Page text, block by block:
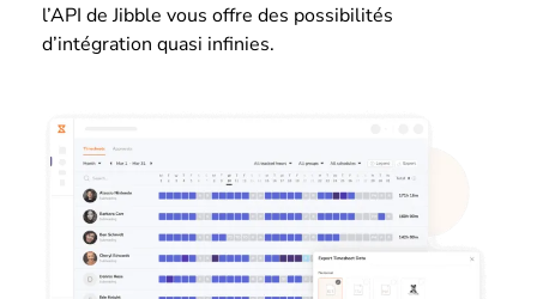
l’API de Jibble vous offre des possibilités
d’intégration quasi infinies.